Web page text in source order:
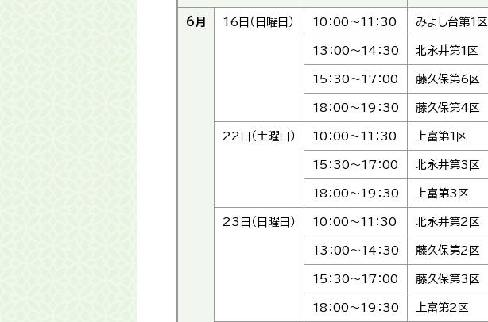
6月 16日（日曜日） 10：00～11：30 みよし台第1区
13：00～14：30 北永井第1区
15：30～17：00 藤久保第6区
18：00～19：30 藤久保第4区
22日（土曜日） 10：00～11：30 上富第1区
15：30～17：00 北永井第3区
18：00～19：30 上富第3区
23日（日曜日） 10：00～11：30 北永井第2区
13：00～14：30 藤久保第2区
15：30～17：00 藤久保第3区
18：00～19：30 上富第2区